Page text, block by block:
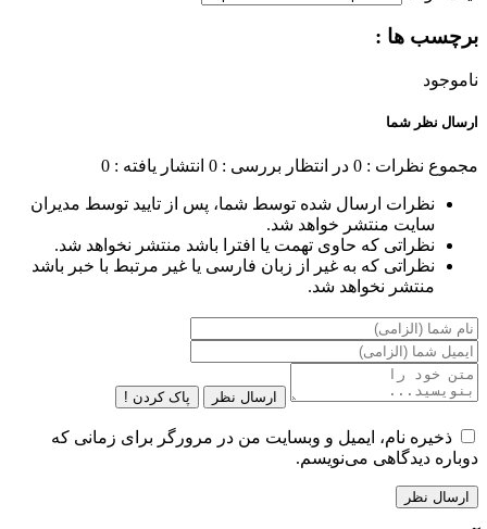
برچسب ها :
ناموجود
ارسال نظر شما
مجموع نظرات : 0 در انتظار بررسی : 0 انتشار یافته : 0
نظرات ارسال شده توسط شما، پس از تایید توسط مدیران
سایت منتشر خواهد شد.
نظراتی که حاوی تهمت یا افترا باشد منتشر نخواهد شد.
نظراتی که به غیر از زبان فارسی یا غیر مرتبط با خبر باشد
منتشر نخواهد شد.
ارسال نظر پاک کردن !
ذخیره نام، ایمیل و وبسایت من در مرورگر برای زمانی که
دوباره دیدگاهی می‌نویسم.